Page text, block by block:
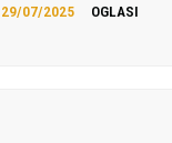
29/07/2025 OGLASI